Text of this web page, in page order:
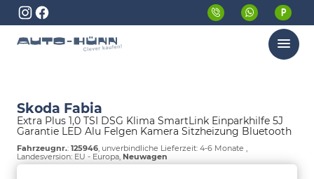
Menü
Skoda Fabia
Extra Plus 1,0 TSI DSG Klima SmartLink Einparkhilfe 5J
Garantie LED Alu Felgen Kamera Sitzheizung Bluetooth
Fahrzeugnr.: 125946, unverbindliche Lieferzeit: 4-6 Monate ,
Landesversion: EU - Europa, Neuwagen